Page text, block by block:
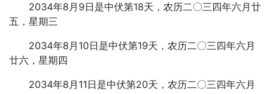
2034年8月9日是中伏第18天，农历二〇三四年六月廿
五，星期三
2034年8月10日是中伏第19天，农历二〇三四年六月
廿六，星期四
2034年8月11日是中伏第20天，农历二〇三四年六月